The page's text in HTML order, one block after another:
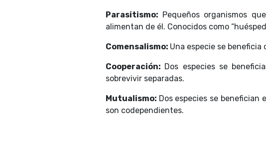
Parasitismo: Pequeños organismos
alimentan de él. Conocidos como
Comensalismo: Una especie se beneficia
Cooperación: Dos especies se
sobrevivir separadas.
Mutualismo: Dos especies se benefician
son codependientes.